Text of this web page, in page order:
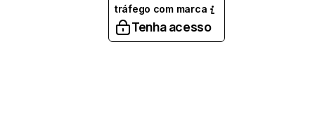
tráfego com marca
Tenha acesso